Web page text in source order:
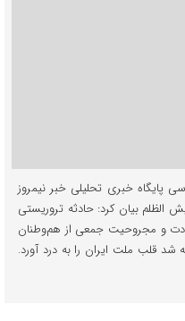
پایگاه خبری تحلیلی خبر نیمروز
بیان کرد: حادثه تروریستی
و مجروحیت جمعی از هم‌وطنان
قلب ملت ایران را به درد آورد.